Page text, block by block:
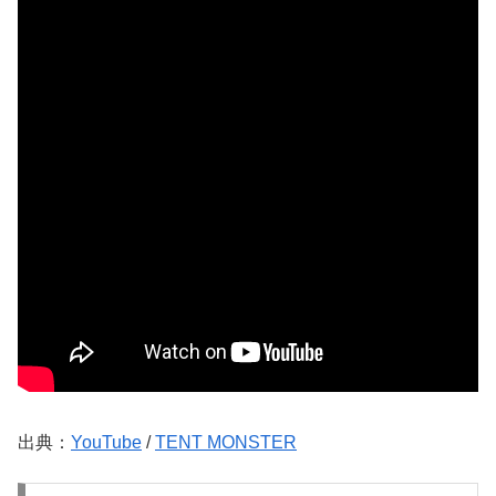
出典： YouTube /TENT MONSTER